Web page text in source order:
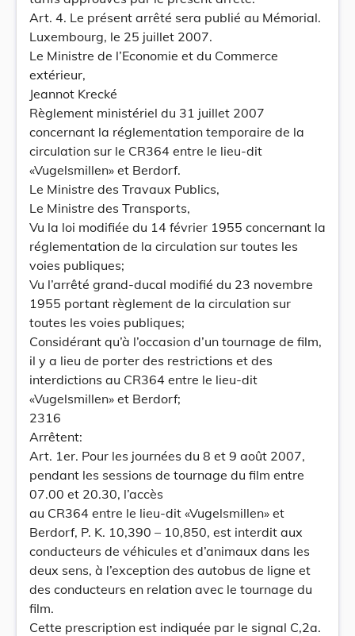
Art. 4. Le présent arrêté sera publié au Mémorial.
Luxembourg, le 25 juillet 2007.
Le Ministre de l’Economie et du Commerce
extérieur,
Jeannot Krecké
Règlement ministériel du 31 juillet 2007
concernant la réglementation temporaire de la
circulation sur le CR364 entre le lieu-dit
«Vugelsmillen» et Berdorf.
Le Ministre des Travaux Publics,
Le Ministre des Transports,
Vu la loi modifiée du 14 février 1955 concernant la
réglementation de la circulation sur toutes les
voies publiques;
Vu l’arrêté grand-ducal modifié du 23 novembre
1955 portant règlement de la circulation sur
toutes les voies publiques;
Considérant qu’à l’occasion d’un tournage de film,
il y a lieu de porter des restrictions et des
interdictions au CR364 entre le lieu-dit
«Vugelsmillen» et Berdorf;
2316
Arrêtent:
Art. 1er. Pour les journées du 8 et 9 août 2007,
pendant les sessions de tournage du film entre
07.00 et 20.30, l’accès
au CR364 entre le lieu-dit «Vugelsmillen» et
Berdorf, P. K. 10,390 – 10,850, est interdit aux
conducteurs de véhicules et d’animaux dans les
deux sens, à l’exception des autobus de ligne et
des conducteurs en relation avec le tournage du
film.
Cette prescription est indiquée par le signal C,2a.